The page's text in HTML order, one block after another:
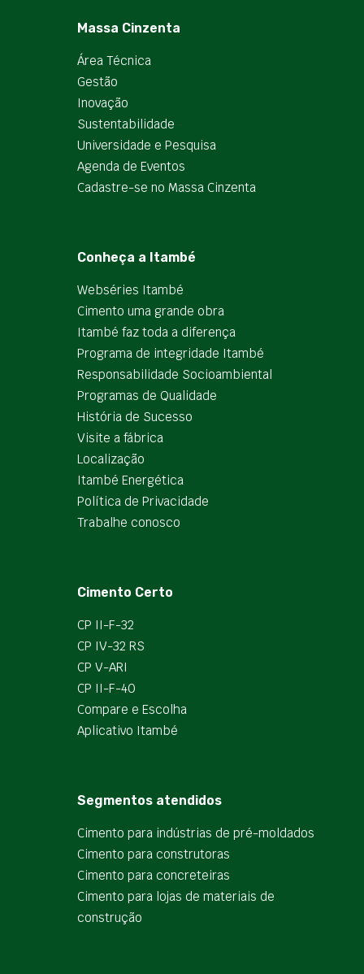
Massa Cinzenta
Área Técnica
Gestão
Inovação
Sustentabilidade
Universidade e Pesquisa
Agenda de Eventos
Cadastre-se no Massa Cinzenta
Conheça a Itambé
Webséries Itambé
Cimento uma grande obra
Itambé faz toda a diferença
Programa de integridade Itambé
Responsabilidade Socioambiental
Programas de Qualidade
História de Sucesso
Visite a fábrica
Localização
Itambé Energética
Política de Privacidade
Trabalhe conosco
Cimento Certo
CP II-F-32
CP IV-32 RS
CP V-ARI
CP II-F-40
Compare e Escolha
Aplicativo Itambé
Segmentos atendidos
Cimento para indústrias de pré-moldados
Cimento para construtoras
Cimento para concreteiras
Cimento para lojas de materiais de
construção